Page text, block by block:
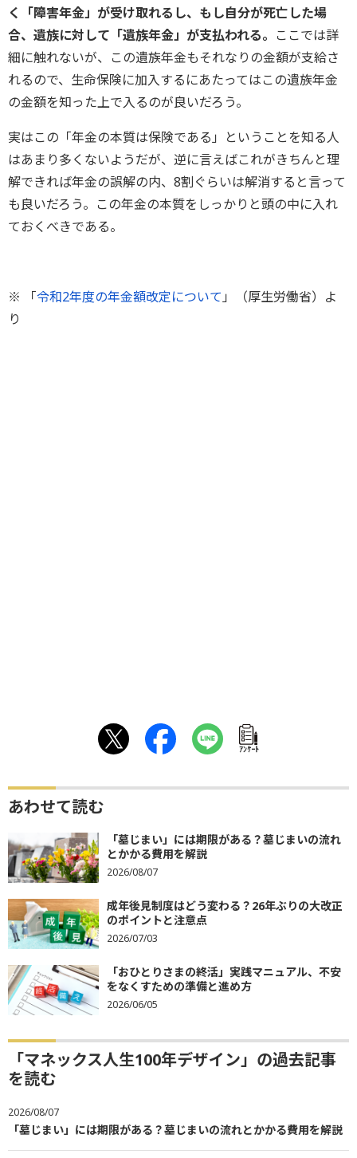
く「障害年金」が受け取れるし、もし自分が死亡した場
合、遺族に対して「遺族年金」が支払われる。 ここでは詳
細に触れないが、この遺族年金もそれなりの金額が支給さ
れるので、生命保険に加入するにあたってはこの遺族年金
の金額を知った上で入るのが良いだろう。
実はこの「年金の本質は保険である」ということを知る人
はあまり多くないようだが、逆に言えばこれがきちんと理
解できれば年金の誤解の内、8割ぐらいは解消すると言って
も良いだろう。この年金の本質をしっかりと頭の中に入れ
ておくべきである。
※ 「令和2年度の年金額改定について 」（厚生労働省）よ
り
ｱﾝｹｰﾄ
あわせて読む
「墓じまい」には期限がある？墓じまいの流れ
とかかる費用を解説
2026/08/07
成年後見制度はどう変わる？26年ぶりの大改正
のポイントと注意点
2026/07/03
「おひとりさまの終活」実践マニュアル、不安
をなくすための準備と進め方
2026/06/05
「マネックス人生100年デザイン」の過去記事
を読む
2026/08/07
「墓じまい」には期限がある？墓じまいの流れとかかる費用を解説